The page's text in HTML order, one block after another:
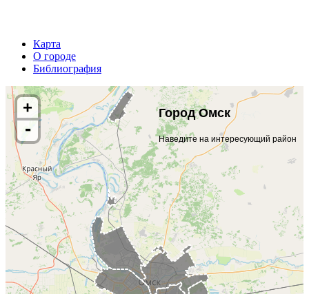
Карта
О городе
Библиография
+
-
Город Омск
Наведите на интересующий район